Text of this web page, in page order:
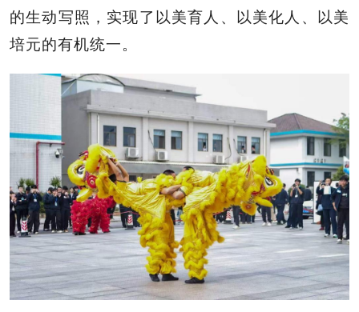
的生动写照，实现了以美育人、以美化人、以美
培元的有机统一。